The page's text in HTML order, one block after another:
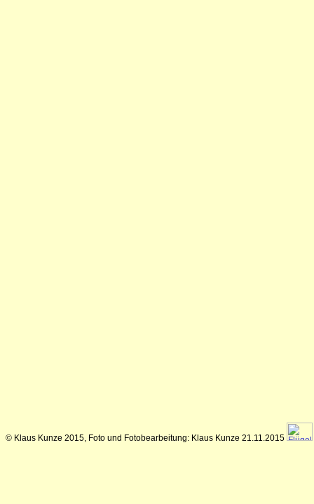
© Klaus Kunze 2015, Foto und Fotobearbeitung: Klaus Kunze 21.11.2015